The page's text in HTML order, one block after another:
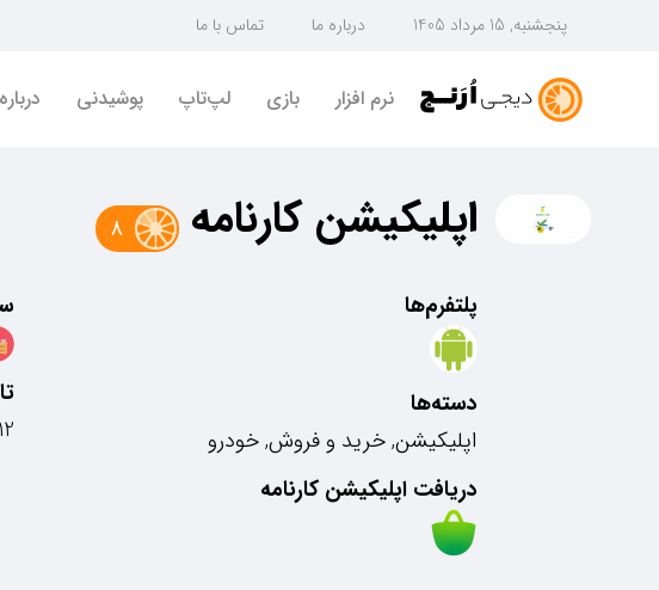
پنجشنبه, 15 مرداد 1405 درباره ما تماس با ما
نرم افزار بازی لپ‌تاپ پوشیدنی
اپلیکیشن کارنامه 8
پلتفرم‌ها
دسته‌ها
اپلیکیشن, خرید و فروش, خودرو
دریافت اپلیکیشن کارنامه
12 دی 1399